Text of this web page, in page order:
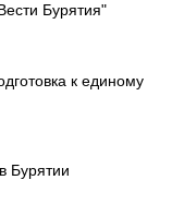
Бурятия"
к единому
Бурятии